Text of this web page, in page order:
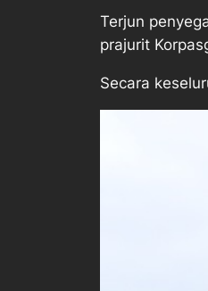
Terjun
prajurit
Secara